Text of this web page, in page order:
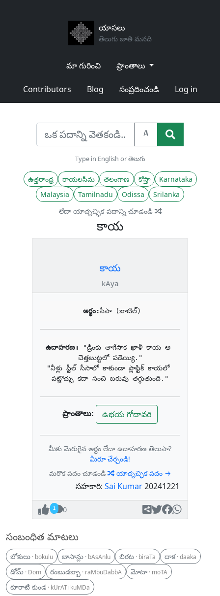
యాసలు
తెలుగు జాతి మనది
మా గురించి ప్రాంతాలు
Contributors Blog సంప్రదించండి Log in
A
Type in English or తెలుగు
ఉత్తరాంధ్ర రాయలసీమ తెలంగాణ కోస్తా
Karnataka
Malaysia
Tamilnadu Odissa
Srilanka
లేదా యాదృచ్ఛిక పదాన్ని చూడండి
కాయ
కాయ
kAya
అర్థం:సీసా (బాటిల్)
ఉదాహరణ:
"డ్రింకు తాగేసాక ఖాళీ కాయ ఆ
చెత్తబుట్టలో పడెయ్యి."
"నీళ్లు స్టీల్ సీసాలో కాకుండా ప్లాస్టిక్ కాయలో
పట్టొచ్చు కదా సంచి బరువు తగ్గుతుంది."
ప్రాంతాలు: ఉభయ గోదావరి
మీకు మెరుగైన అర్థం లేదా ఉదాహరణ తెలుసా?
మీరూ చేర్చండి!
మరొక పదం చూడండి
యాదృచ్ఛిక పదం →
సహకారి: Sai Kumar20241221
1 0
సంబంధిత మాటలు
బోకులు · bokulu బాసాన్లు · bAsAnlu బిరట · biraTa దాక· daaka
డోమ్ · Dom రంబుడబ్బా · raMbuDabbA మోటా · moTA
కూరాటి కుండ · kUrATi kuMDa